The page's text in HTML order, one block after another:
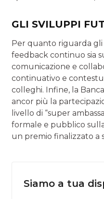
GLI SVILUPPI
Per quanto riguarda gli
feedback continuo sia
comunicazione e
continuativo e
colleghi. Infine, la
ancor più la
livello di “super
formale e pubblico
un premio finalizzato a
Siamo a tua